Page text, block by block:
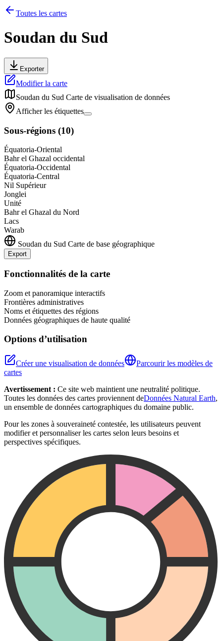
Toutes les cartes
Soudan du Sud
Exporter
Modifier la carte
Soudan du Sud Carte de visualisation de données
Afficher les étiquettes
Sous-régions (10)
Équatoria-Oriental
Bahr el Ghazal occidental
Équatoria-Occidental
Équatoria-Central
Nil Supérieur
Jonglei
Unité
Bahr el Ghazal du Nord
Lacs
Warab
Soudan du Sud Carte de base géographique
Export
+
Fonctionnalités de la carte
Zoom et panoramique interactifs
Frontières administratives
Noms et étiquettes des régions
Données géographiques de haute qualité
Options d’utilisation
Créer une visualisation de données
Parcourir les modèles de
cartes
Avertissement : Ce site web maintient une neutralité politique.
Toutes les données des cartes proviennent deDonnées Natural Earth,
un ensemble de données cartographiques du domaine public.
Pour les zones à souveraineté contestée, les utilisateurs peuvent
modifier et personnaliser les cartes selon leurs besoins et
perspectives spécifiques.